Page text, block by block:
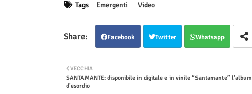
Tags Emergenti Video
Facebook Twitter Whatsapp
VECCHIA
SANTAMANTE: disponibile in digitale e in vinile “Santamante” l'album
d'esordio